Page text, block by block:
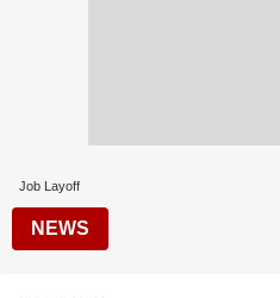
Job Layoff
NEWS